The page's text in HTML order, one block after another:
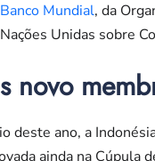
Banco Mundial, da
Unidas sobre
novo
deste ano, a
ainda na Cúpula